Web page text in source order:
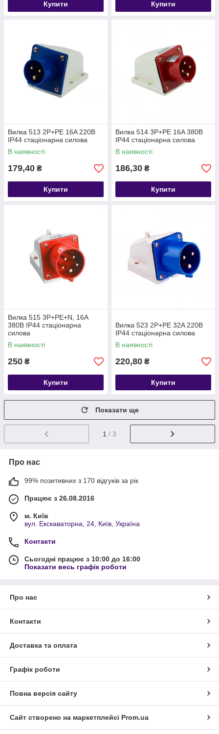
Купити Купити
Вилка 513 2P+PE 16A 220В
IP44 стаціонарна силова
В наявності
179,40 ₴
Купити
Вилка 514 3P+PE 16A 380В
IP44 стаціонарна силова
В наявності
186,30 ₴
Купити
Вилка 515 3P+РЕ+N, 16A
380В IP44 стаціонарна
силова
В наявності
250 ₴
Купити
Вилка 523 2P+PE 32A 220В
IP44 стаціонарна силова
В наявності
220,80 ₴
Купити
Показати ще
1 / 3
Про нас
99% позитивних з 170 відгуків за рік
Працює з 26.08.2016
м. Київ
вул. Екскаваторна, 24, Київ, Україна
Контакти
Сьогодні працює з 10:00 до 16:00
Показати весь графік роботи
Про нас
Контакти
Доставка та оплата
Графік роботи
Повна версія сайту
Сайт створено на маркетплейсі Prom.ua